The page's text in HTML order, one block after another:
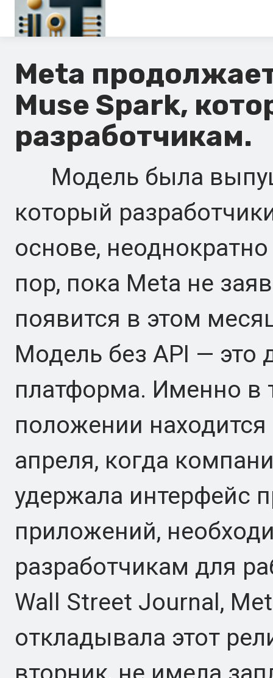
En
Es
Ru
Meta
Muse Spark,
разработчикам.
Модель была
который
основе,
пор, пока Meta не
появится в этом
Модель без API — это
платформа. Именно в
положении
апреля, когда
удержала интерфейс
приложений,
разработчикам для
Wall Street Journal,
откладывала этот